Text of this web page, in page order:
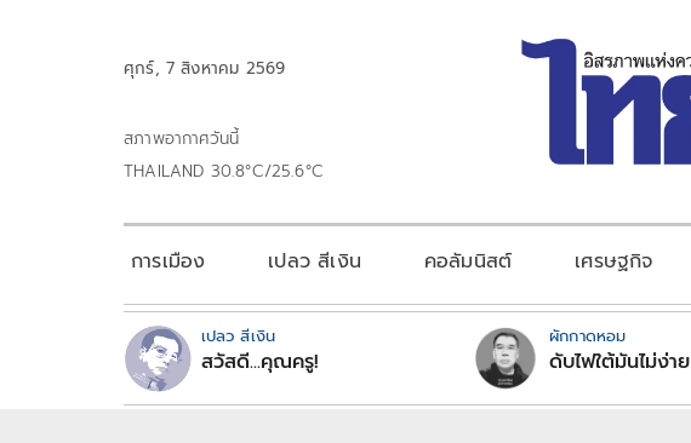
ศุกร์, 7 สิงหาคม 2569
สภาพอากาศวันนี้
THAILAND 30.8°C/25.6°C
การเมือง เปลว สีเงิน คอลัมนิสต์ เศรษฐกิจ
เปลว สีเงิน
สวัสดี...คุณครู!
ผักกาดหอม
ดับไฟใต้มันไม่ง่าย